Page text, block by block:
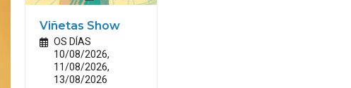
Viñetas Show
OS DÍAS
10/08/2026,
11/08/2026,
13/08/2026